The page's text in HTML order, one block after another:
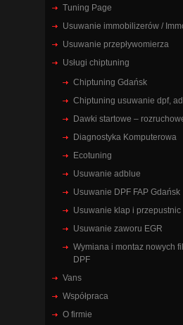
Tuning Page
Usuwanie immobilizerów /
Usuwanie przepływomierza
Usługi chiptuning
Chiptuning Gdańsk
Chiptuning usuwanie dpf,
Dawki startowe –
Diagnostyka Komputerowa
Ecotuning
Usuwanie adblue
Usuwanie DPF FAP Gdańsk
Usuwanie klap i przepustnic
Usuwanie zaworu EGR
Wymiana i montaz nowych
DPF
Vans
Współpraca
O firmie